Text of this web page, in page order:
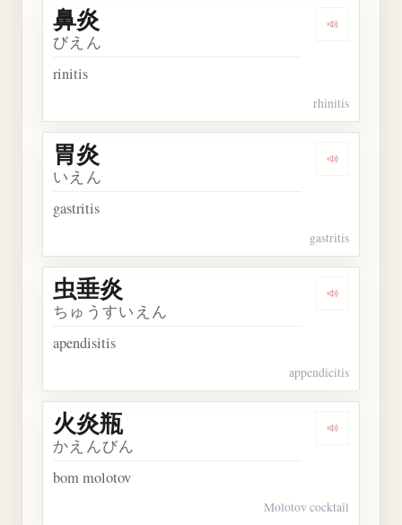
Dengarkan
鼻炎
びえん
rinitis
rhinitis
Dengarkan
胃炎
いえん
gastritis
gastritis
Dengarkan
虫垂炎
ちゅうすいえん
apendisitis
appendicitis
Dengarkan
火炎瓶
かえんびん
bom molotov
Molotov cocktail